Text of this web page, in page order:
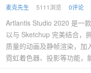
麦克先生 5111浏览 0评论
Artlantis Studio 2020 是一
以与 Sketchup 完美结合，
质量的动画及静帧渲染，加
霓虹着色器、投影等功能，